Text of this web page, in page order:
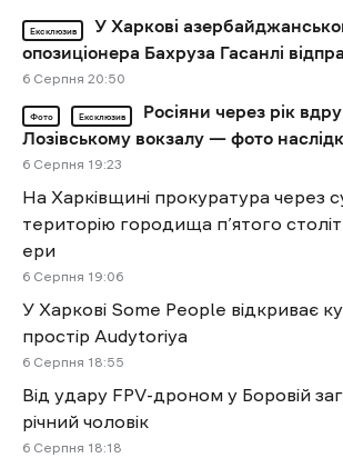
Ексклюзив
У Харкові
опозиціонера Бахруза Гасанлі
6 Cерпня 20:50
Фото Ексклюзив
Росіяни через рік
Лозівському вокзалу — фото
6 Cерпня 19:23
На Харківщині прокуратура через
територію городища п’ятого
ери
6 Cерпня 19:06
У Харкові Some People відкриває
простір Audytoriya
6 Cерпня 18:55
Від удару FPV-дроном у Боровій
річний чоловік
6 Cерпня 18:18